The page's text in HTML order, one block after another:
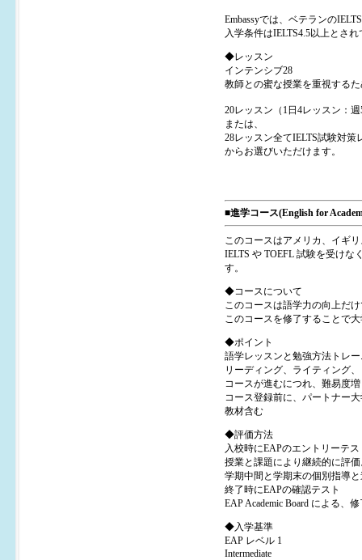
Embassyでは、ベテランの
入学条件はIELTS4.5以上とさ
◆レッスン
インテンシブ28
教師との蜜な授業を重視する
20レッスン（1日4レッスン：
または、
28レッスン全てIELTS試験対策
からお選びいただけます。
■進学コース(English for
このコースはアメリカ、イギ
IELTS や TOEFL 試験を受け
す。
◆コースについて
このコースは語学力の向上だ
このコースを修了することで
◆ポイント
語学レッスンと勉強方法トレ
リーディング、ライティング
コースが進むにつれ、難易度増
コース登録前に、パートナー
教材含む
◆評価方法
入校時にEAPのエントリーテス
授業と課題により継続的に評
学期中間と学期末の個別指導
終了時にEAPの確認テスト
EAP Academic Board による、
◆入学基準
EAP レベル 1
Intermediate